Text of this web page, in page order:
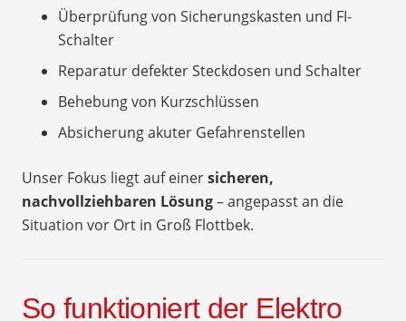
Überprüfung von Sicherungskasten und FI-
Schalter
Reparatur defekter Steckdosen und Schalter
Behebung von Kurzschlüssen
Absicherung akuter Gefahrenstellen
Unser Fokus liegt auf einersicheren,
nachvollziehbaren Lösung– angepasst an die
Situation vor Ort in Groß Flottbek.
So funktioniert der Elektro